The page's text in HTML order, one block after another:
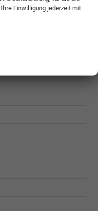
Einwilligung jederzeit mit